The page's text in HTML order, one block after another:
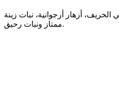
أزهار أرجوانية، نبات زينة
ممتاز ونبات رحيق.